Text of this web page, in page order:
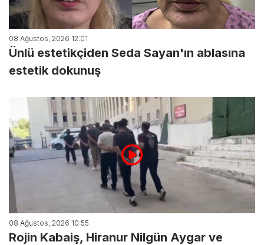
08 Ağustos, 2026 12:01
Ünlü estetikçiden Seda Sayan'ın ablasına
estetik dokunuş
08 Ağustos, 2026 10:55
Rojin Kabaiş, Hiranur Nilgün Aygar ve